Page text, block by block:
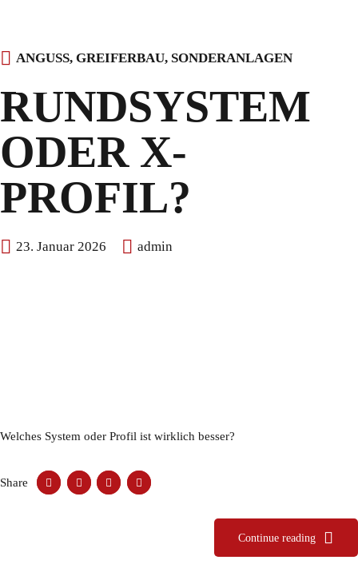
Skip
content
ANGUSS, GREIFERBAU, SONDERANLAGEN
RUNDSYSTEM
ODER X-
PROFIL?
23. Januar 2026 admin
Welches System oder Profil ist wirklich besser?
Share
Continue reading